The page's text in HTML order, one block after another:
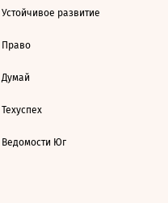
Устойчивое развитие
Право
Думай
Техуспех
Ведомости Юг